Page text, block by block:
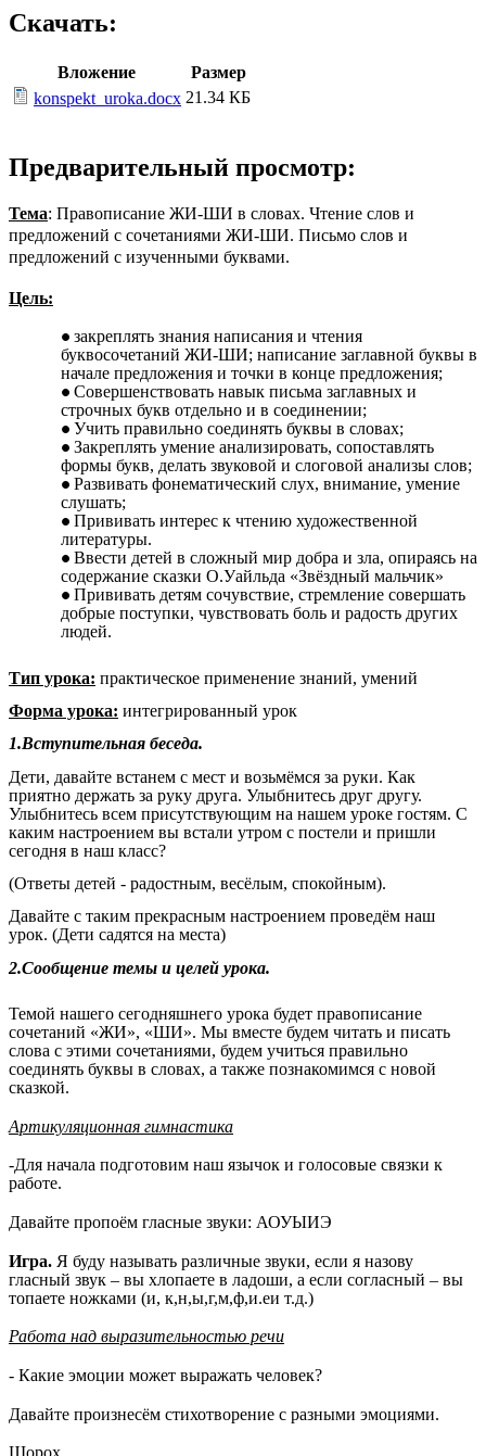
Скачать:
Вложение
Размер
konspekt_uroka.docx 21.34 КБ
Предварительный просмотр:
Тема: Правописание ЖИ-ШИ в словах. Чтение слов и
предложений с сочетаниями ЖИ-ШИ. Письмо слов и
предложений с изученными буквами.
Цель:
закреплять знания написания и чтения
буквосочетаний ЖИ-ШИ; написание заглавной буквы в
начале предложения и точки в конце предложения;
Совершенствовать навык письма заглавных и
строчных букв отдельно и в соединении;
Учить правильно соединять буквы в словах;
Закреплять умение анализировать, сопоставлять
формы букв, делать звуковой и слоговой анализы слов;
Развивать фонематический слух, внимание, умение
слушать;
Прививать интерес к чтению художественной
литературы.
Ввести детей в сложный мир добра и зла, опираясь на
содержание сказки О.Уайльда «Звёздный мальчик»
Прививать детям сочувствие, стремление совершать
добрые поступки, чувствовать боль и радость других
людей.
Тип урока: практическое применение знаний, умений
Форма урока: интегрированный урок
1.Вступительная беседа.
Дети, давайте встанем с мест и возьмёмся за руки. Как
приятно держать за руку друга. Улыбнитесь друг другу.
Улыбнитесь всем присутствующим на нашем уроке гостям. С
каким настроением вы встали утром с постели и пришли
сегодня в наш класс?
(Ответы детей - радостным, весёлым, спокойным).
Давайте с таким прекрасным настроением проведём наш
урок. (Дети садятся на места)
2.Сообщение темы и целей урока.
Темой нашего сегодняшнего урока будет правописание
сочетаний «ЖИ», «ШИ». Мы вместе будем читать и писать
слова с этими сочетаниями, будем учиться правильно
соединять буквы в словах, а также познакомимся с новой
сказкой.
Артикуляционная гимнастика
-Для начала подготовим наш язычок и голосовые связки к
работе.
Давайте пропоём гласные звуки: АОУЫИЭ
Игра. Я буду называть различные звуки, если я назову
гласный звук – вы хлопаете в ладоши, а если согласный – вы
топаете ножками (и, к,н,ы,г,м,ф,и.еи т.д.)
Работа над выразительностью речи
- Какие эмоции может выражать человек?
Давайте произнесём стихотворение с разными эмоциями.